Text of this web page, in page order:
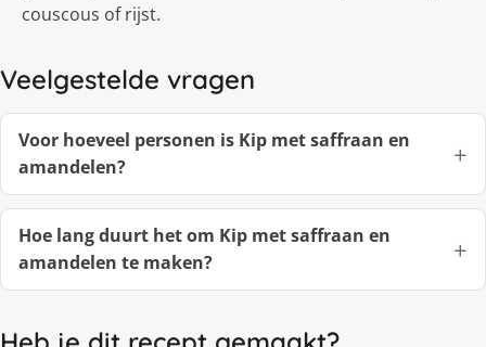
couscous of rijst.
Veelgestelde vragen
Voor hoeveel personen is Kip met saffraan en
amandelen?
Hoe lang duurt het om Kip met saffraan en
amandelen te maken?